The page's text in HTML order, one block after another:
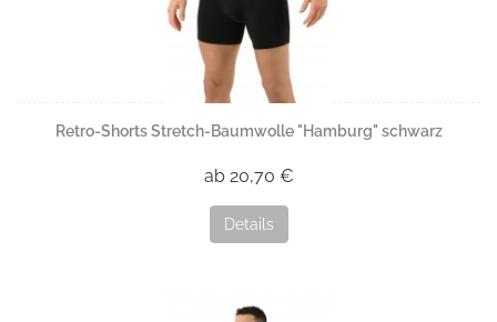
Retro-Shorts Stretch-Baumwolle "Hamburg" schwarz
ab 20,70 €
Details